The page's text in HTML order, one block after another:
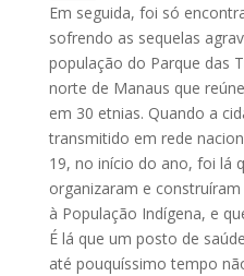
Em seguida, foi só
sofrendo as sequelas
população do Parque das
norte de Manaus que
em 30 etnias. Quando a
transmitido em rede
19, no início do ano, foi lá
organizaram e
à População Indígena, e
É lá que um posto de
até pouquíssimo tempo